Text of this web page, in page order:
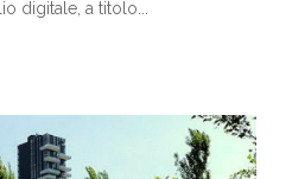
digitale, a titolo...